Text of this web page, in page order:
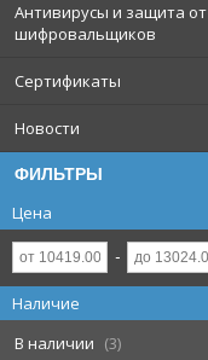
Антивирусы и защита от
шифровальщиков
Сертификаты
Новости
ФИЛЬТРЫ
Цена
Наличие
В наличии
3